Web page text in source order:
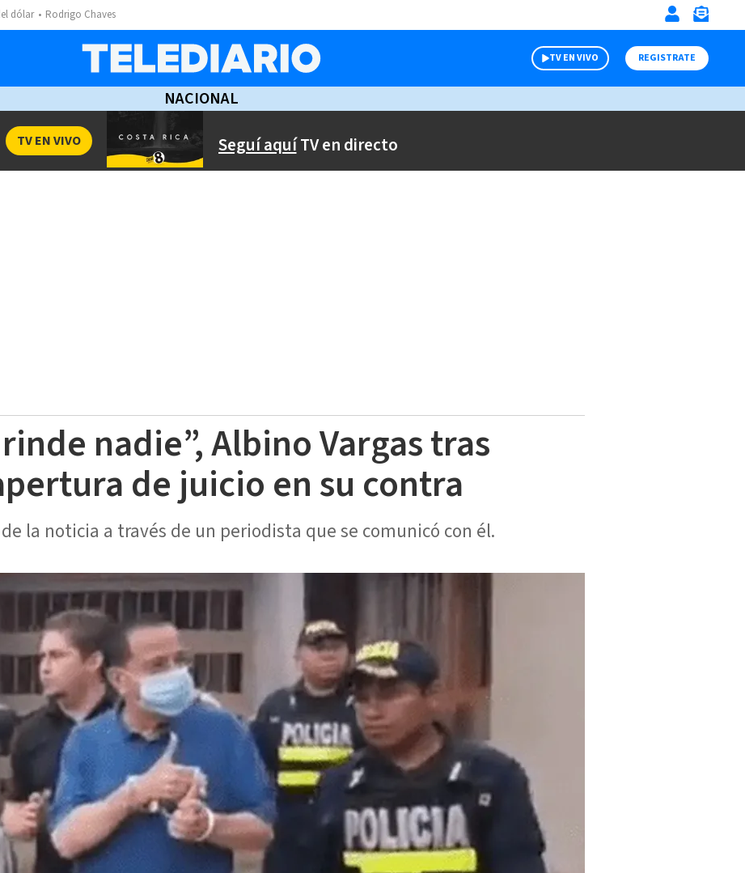
dólar Rodrigo Chaves
TV EN VIVO REGISTRATE
NACIONAL
Seguí aquíTV en directo
TV EN VIVO
nadie”, Albino Vargas tras
de juicio en su contra
la noticia a través de un periodista que se comunicó con él.